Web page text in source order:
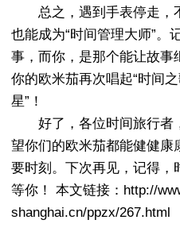
总之，遇到手表停走，
也能成为“时间管理大师”。
事，而你，是那个能让故事
你的欧米茄再次唱起“时间
星”！
好了，各位时间旅行者
望你们的欧米茄都能健健康
要时刻。下次再见，记得，
等你！ 本文链接：http://
shanghai.cn/ppzx/267.html